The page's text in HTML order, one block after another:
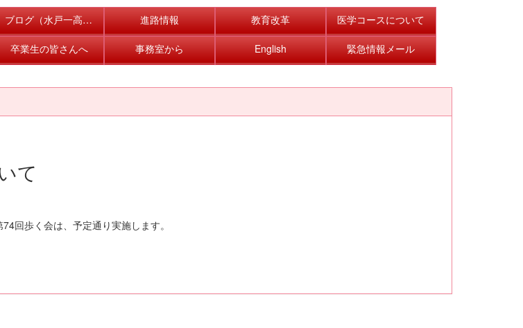
ブログ（水戸一高の風景） 進路情報 教育改革 医学コースについて
卒業生の皆さんへ 事務室から English 緊急情報メール
て
回歩く会は、予定通り実施します。